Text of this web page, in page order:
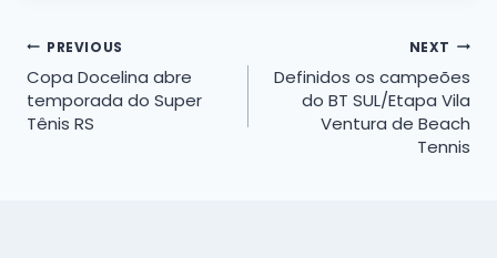
Navegação
de
PREVIOUS
Copa Docelina abre
temporada do Super
Tênis RS
NEXT
Definidos os campeões
do BT SUL/Etapa Vila
Ventura de Beach
Tennis